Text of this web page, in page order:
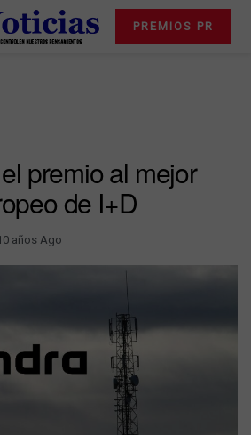
PREMIOS PR
premio al mejor
de I+D
años Ago